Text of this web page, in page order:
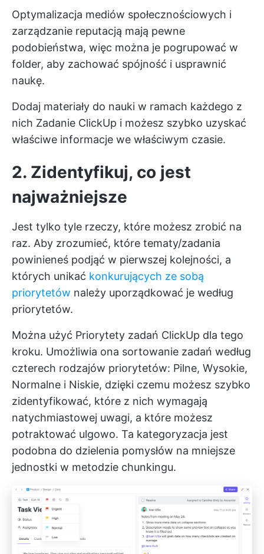
Optymalizacja mediów społecznościowych i
zarządzanie reputacją mają pewne
podobieństwa, więc można je pogrupować w
folder, aby zachować spójność i usprawnić
naukę.
Dodaj materiały do nauki w ramach każdego z
nich Zadanie ClickUp i możesz szybko uzyskać
właściwe informacje we właściwym czasie.
2. Zidentyfikuj, co jest
najważniejsze
Jest tylko tyle rzeczy, które możesz zrobić na
raz. Aby zrozumieć, które tematy/zadania
powinieneś podjąć w pierwszej kolejności, a
których unikać konkurujących ze sobą
priorytetów należy uporządkować je według
priorytetów.
Można użyć Priorytety zadań ClickUp dla tego
kroku. Umożliwia ona sortowanie zadań według
czterech rodzajów priorytetów: Pilne, Wysokie,
Normalne i Niskie, dzięki czemu możesz szybko
zidentyfikować, które z nich wymagają
natychmiastowej uwagi, a które możesz
potraktować ulgowo. Ta kategoryzacja jest
podobna do dzielenia pomysłów na mniejsze
jednostki w metodzie chunkingu.